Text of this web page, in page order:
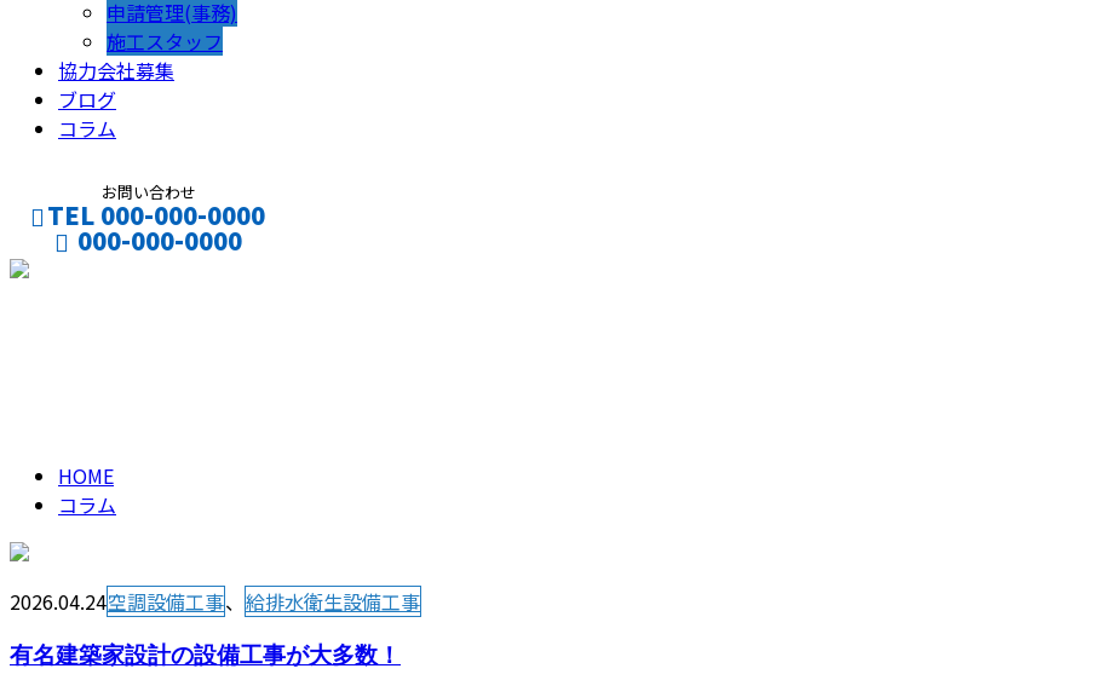
申請管理(事務)
施工スタッフ
協力会社募集
ブログ
コラム
お問い合わせ
TEL 000-000-0000
000-000-0000
HOME
コラム
2026.04.24空調設備工事、 給排水衛生設備工事
有名建築家設計の設備工事が大多数！